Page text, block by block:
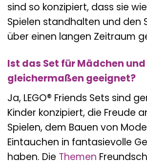
sind so konzipiert, dass sie
Spielen standhalten und den
über einen langen Zeitraum
Ist das Set für Mädchen
gleichermaßen geeignet?
Ja, LEGO® Friends Sets sind
Kinder konzipiert, die Freude
Spielen, dem Bauen von
Eintauchen in fantasievolle
haben. Die Themen